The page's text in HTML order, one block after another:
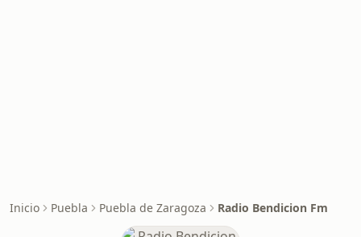
Inicio Puebla Puebla de Zaragoza Radio Bendicion Fm